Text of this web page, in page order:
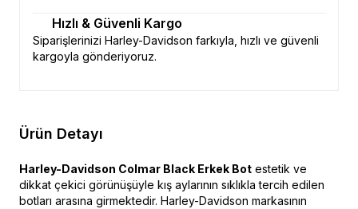
Hızlı & Güvenli Kargo
Siparişlerinizi Harley-Davidson farkıyla, hızlı ve güvenli
kargoyla gönderiyoruz.
Ürün Detayı
Harley-Davidson Colmar Black Erkek Bot estetik ve
dikkat çekici görünüşüyle kış aylarının sıklıkla tercih edilen
botları arasına girmektedir. Harley-Davidson markasının